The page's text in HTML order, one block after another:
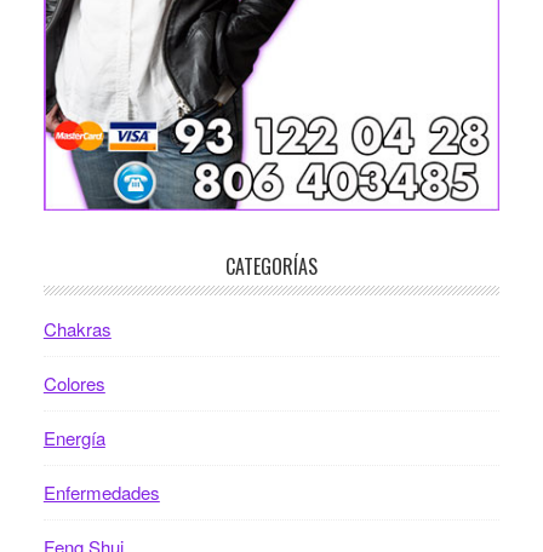
CATEGORÍAS
Chakras
Colores
Energía
Enfermedades
Feng Shui